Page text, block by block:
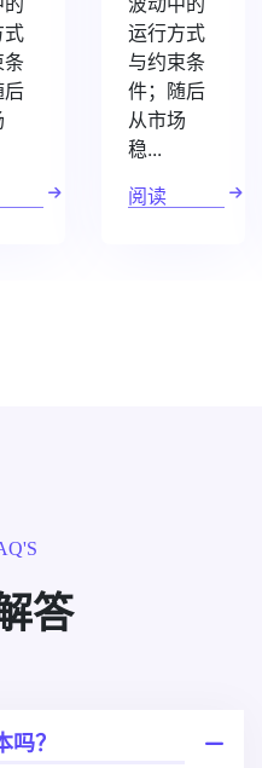
式
条
后
运行方式
与约束条
件；随后
从市场
稳...
阅读
答
？